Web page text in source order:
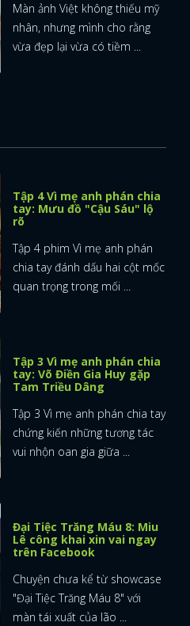
Màn ảnh Việt không thiếu mỹ
nhân, nhưng mình cho rằng
vừa đẹp lại vừa có tiềm ...
Tập 4 Vì mẹ anh phán chia
tay: Mưu đồ "Cậu Sáu" lộ
rõ
Tập 4 phim Vì mẹ anh phán
chia tay đánh dấu hai cột mốc
quan trọng trong mối ...
Tập 3 Vì mẹ anh phán chia
tay: Võ Điền Gia Huy gặp
Tam Triều Dâng
Tập 3 Vì mẹ anh phán chia tay
chứng kiến những tương tác
vui nhộn oan gia giữa ...
Đại Tiệc Trăng Máu 8: Miu
Lê công khai xin vai ngay
trên Facebook
Chuyện chưa kể từ showcase
"Đại Tiệc Trăng Máu 8" với
màn tái xuất của lão ...